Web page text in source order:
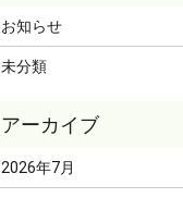
お知らせ
未分類
2026年7月